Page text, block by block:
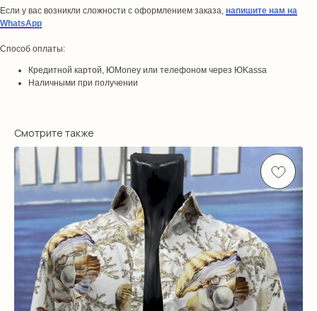
Если у вас возникли сложности с оформлением заказа, напишите нам на
WhatsApp
Способ оплаты:
Кредитной картой, ЮMoney или телефоном через ЮKassa
Наличными при получении
Смотрите также